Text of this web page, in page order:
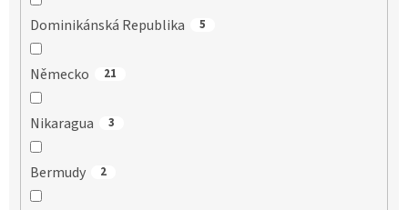
Dominikánská Republika 5
Německo 21
Nikaragua 3
Bermudy 2